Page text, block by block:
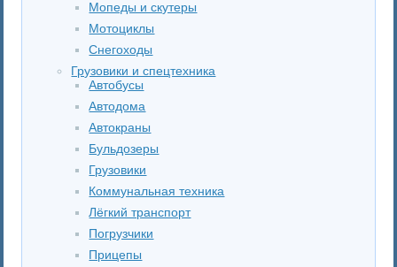
Мопеды и скутеры
Мотоциклы
Снегоходы
Грузовики и спецтехника
Автобусы
Автодома
Автокраны
Бульдозеры
Грузовики
Коммунальная техника
Лёгкий транспорт
Погрузчики
Прицепы